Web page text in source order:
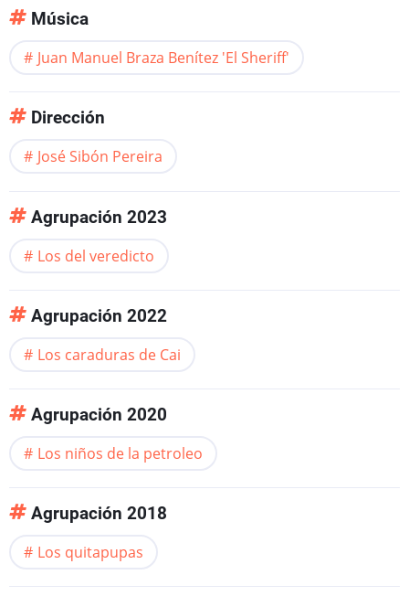
Música
Juan Manuel Braza Benítez 'El Sheriff'
Dirección
José Sibón Pereira
Agrupación 2023
Los del veredicto
Agrupación 2022
Los caraduras de Cai
Agrupación 2020
Los niños de la petroleo
Agrupación 2018
Los quitapupas